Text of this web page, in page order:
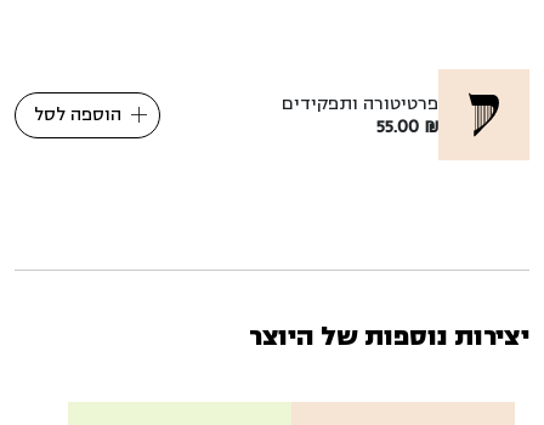
פרטיטורה ותפקידים
55.00 ₪ הוספה לסל
יצירות נוספות של היוצר